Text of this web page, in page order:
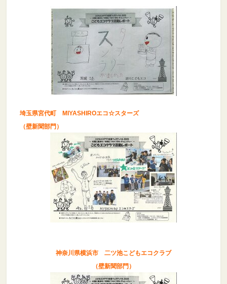
埼玉県宮代町 MIYASHIROエコ☆スターズ
（壁新聞部門）
神奈川県横浜市 二ツ池こどもエコクラブ
（壁新聞部門）